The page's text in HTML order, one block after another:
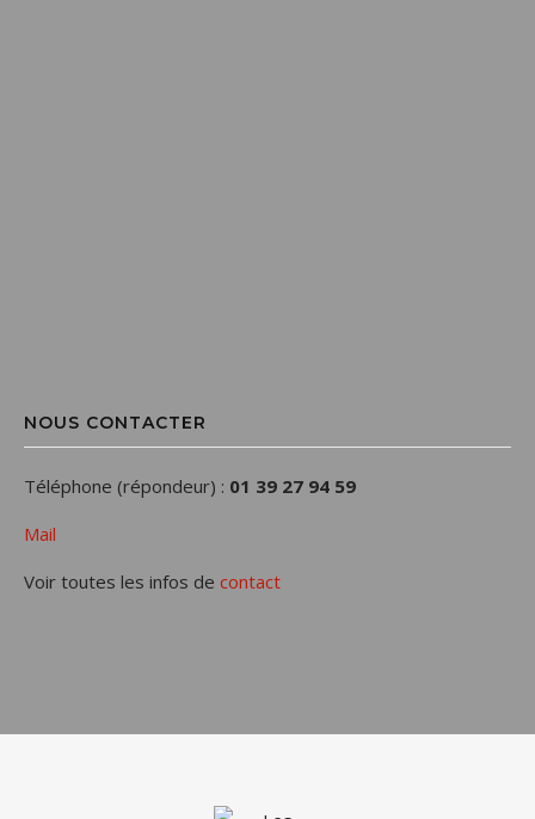
NOUS CONTACTER
Téléphone (répondeur) : 01 39 27 94 59
Mail
Voir toutes les infos de contact